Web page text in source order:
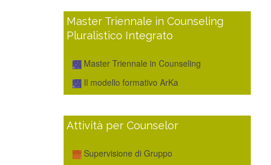
Master Triennale in Counseling
Pluralistico Integrato
Master Triennale in Counseling
Il modello formativo ArKa
Attività per Counselor
Supervisione di Gruppo